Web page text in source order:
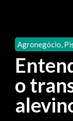
contato
cultura
do
plástico
institucional
Agronegócio
psicultura
soluções
em
Coberturas
barracas
Agronegócio,
o